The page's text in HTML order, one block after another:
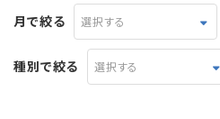
月で絞る 選択する
種別で絞る 選択する